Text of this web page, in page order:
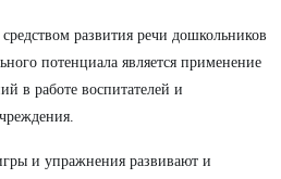
развития речи дошкольников
потенциала является применение
в работе воспитателей и
и упражнения развивают и